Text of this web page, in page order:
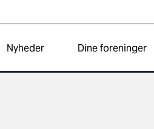
Nyheder Dine foreninger